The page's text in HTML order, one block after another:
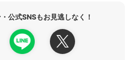
公式SNSもお見逃しなく！